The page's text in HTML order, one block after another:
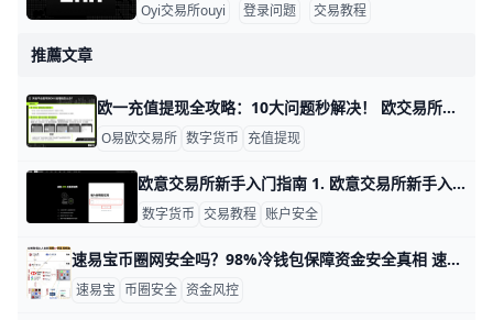
Oyi交易所ouyi 登录问题 交易教程
推薦文章
欧一充值提现全攻略：10大问题秒解决！ 欧交易所充值提现常见问题汇总与解决方案 欧义（欧交易所）交易所是全球热门的数字货币平台，很多用户在充值和提现时会碰到问题。这些问题通常和区块链网络、操作步骤或安全设置有关。别担心，本文汇总了最常见的10个问题，每个都附带真实例子和简单解决办法，帮助你快速搞定。udn+1
O易欧交易所 数字货币 充值提现
欧意交易所新手入门指南 1. 欧意交易所新手入门指南 欧意交易所适合想要开始数字资产交易的新手用户，但在开始之前，先把注册、身份验证、交易方式和安全设置弄清楚，会更容易上手。一个清晰的入门流程，能帮助你少走弯路，也能降低因操作不熟带来的风险。
数字货币 交易教程 账户安全
速易宝币圈网安全吗？98%冷钱包保障资金安全真相 速易宝币圈网安全吗？用户最关心的资金安全与风控机制解答 在加密货币投资中，平台安全是每一位用户最关心的问题。速易宝币圈网作为一个美欧亿级交易量的区块链交易平台，主打资产安全保障。根据平台公开信息，速易宝采用冷热钱包分离存储方案，将98%的用户资产存储在离线冷钱包中，仅有2%存放在热钱包用于日常提币操作，这种配置大幅降低了黑客攻击带来的风险 。
速易宝 币圈安全 资金风控